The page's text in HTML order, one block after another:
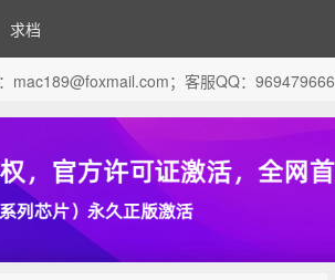
求档
mac189@foxmail.com；客服QQ：969479666